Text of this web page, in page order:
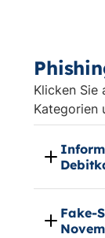
Klicken Sie
Kategorien
Fake-